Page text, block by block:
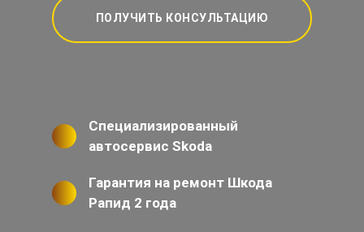
ПОЛУЧИТЬ КОНСУЛЬТАЦИЮ
Специализированный
автосервис Skoda
Гарантия на ремонт Шкода
Рапид 2 года